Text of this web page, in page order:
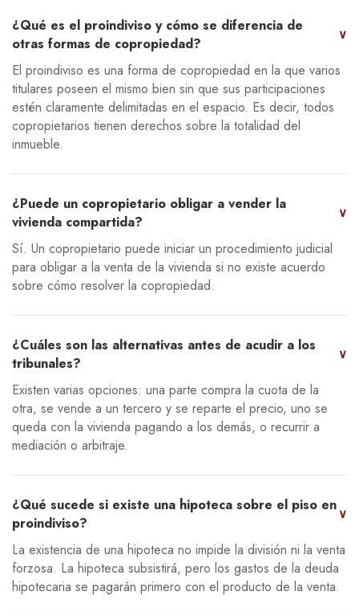
¿Qué es el proindiviso y cómo se diferencia de
otras formas de copropiedad?
∨
El proindiviso es una forma de copropiedad en la que varios
titulares poseen el mismo bien sin que sus participaciones
estén claramente delimitadas en el espacio. Es decir, todos
copropietarios tienen derechos sobre la totalidad del
inmueble.
¿Puede un copropietario obligar a vender la
vivienda compartida?
∨
Sí. Un copropietario puede iniciar un procedimiento judicial
para obligar a la venta de la vivienda si no existe acuerdo
sobre cómo resolver la copropiedad.
¿Cuáles son las alternativas antes de acudir a los
tribunales?
∨
Existen varias opciones: una parte compra la cuota de la
otra, se vende a un tercero y se reparte el precio, uno se
queda con la vivienda pagando a los demás, o recurrir a
mediación o arbitraje.
¿Qué sucede si existe una hipoteca sobre el piso en
proindiviso?
∨
La existencia de una hipoteca no impide la división ni la venta
forzosa. La hipoteca subsistirá, pero los gastos de la deuda
hipotecaria se pagarán primero con el producto de la venta.